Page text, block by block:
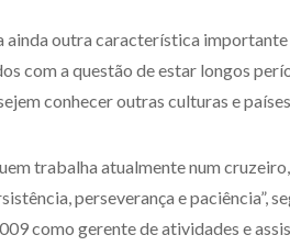
ainda outra característica
com a questão de estar longos
conhecer outras culturas e
trabalha atualmente num
perseverança e paciência”,
como gerente de atividades e